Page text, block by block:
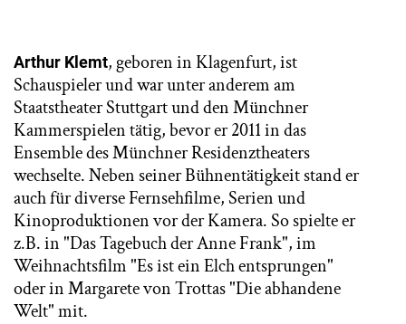
Arthur Klemt, geboren in Klagenfurt, ist
Schauspieler und war unter anderem am
Staatstheater Stuttgart und den Münchner
Kammerspielen tätig, bevor er 2011 in das
Ensemble des Münchner Residenztheaters
wechselte. Neben seiner Bühnentätigkeit stand er
auch für diverse Fernsehfilme, Serien und
Kinoproduktionen vor der Kamera. So spielte er
z.B. in "Das Tagebuch der Anne Frank", im
Weihnachtsfilm "Es ist ein Elch entsprungen"
oder in Margarete von Trottas "Die abhandene
Welt" mit.